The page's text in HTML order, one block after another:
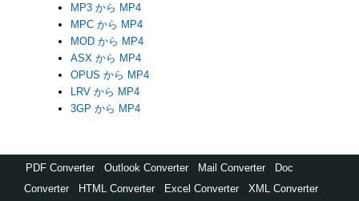
MP3 から MP4
MPC から MP4
MOD から MP4
ASX から MP4
OPUS から MP4
LRV から MP4
3GP から MP4
PDF Converter Outlook Converter Mail Converter
Doc
Converter
HTML Converter Excel Converter XML Converter